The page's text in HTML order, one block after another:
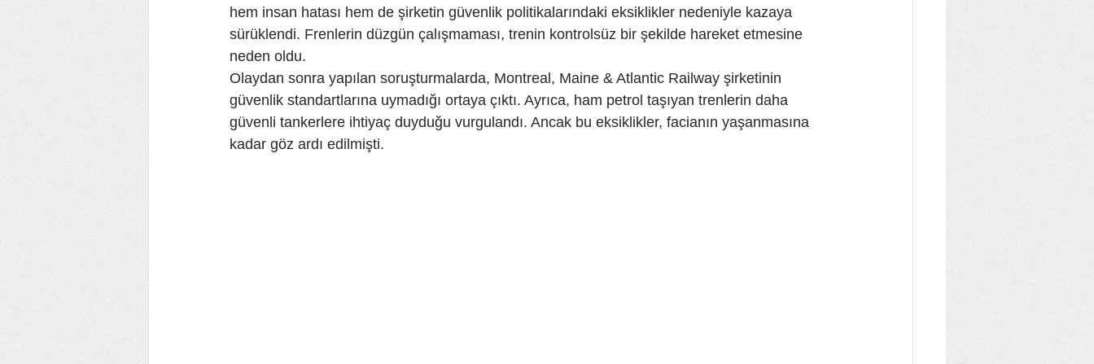
hem insan hatası hem de şirketin güvenlik politikalarındaki eksiklikler nedeniyle kazaya
sürüklendi. Frenlerin düzgün çalışmaması, trenin kontrolsüz bir şekilde hareket etmesine
neden oldu.
Olaydan sonra yapılan soruşturmalarda, Montreal, Maine & Atlantic Railway şirketinin
güvenlik standartlarına uymadığı ortaya çıktı. Ayrıca, ham petrol taşıyan trenlerin daha
güvenli tankerlere ihtiyaç duyduğu vurgulandı. Ancak bu eksiklikler, facianın yaşanmasına
kadar göz ardı edilmişti.